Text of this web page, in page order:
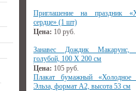
Приглашение на праздник
сердце» (1 шт)
Цена: 10 руб.
Занавес Дождик Макарунс,
голубой, 100 Х 200 см
Цена: 105 руб.
Плакат бумажный «Холодное
Эльза, формат А2, высота 53 см